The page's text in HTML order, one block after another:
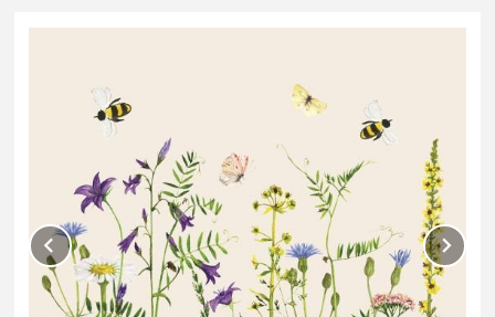
Prev